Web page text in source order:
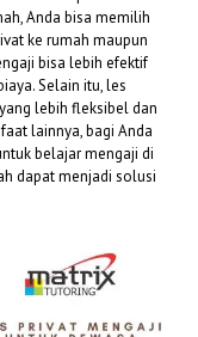
Anda bisa memilih
ke rumah maupun
bisa lebih efektif
Selain itu, les
lebih fleksibel dan
lainnya, bagi Anda
belajar mengaji di
dapat menjadi solusi